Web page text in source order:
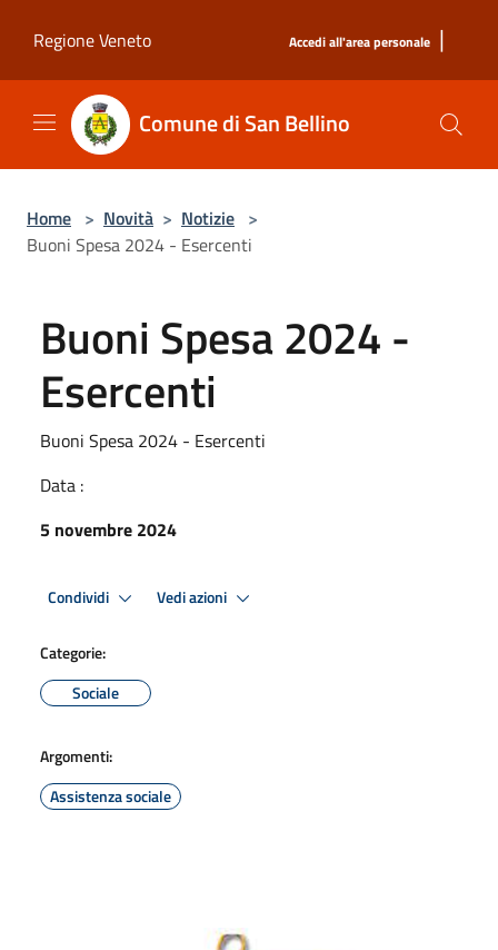
Regione Veneto
Accedi all'area personale |
Comune di San Bellino
Home > Novità > Notizie >
Buoni Spesa 2024 - Esercenti
Buoni Spesa 2024 -
Esercenti
Buoni Spesa 2024 - Esercenti
Data :
5 novembre 2024
Condividi Vedi azioni
Categorie:
Sociale
Argomenti:
Assistenza sociale